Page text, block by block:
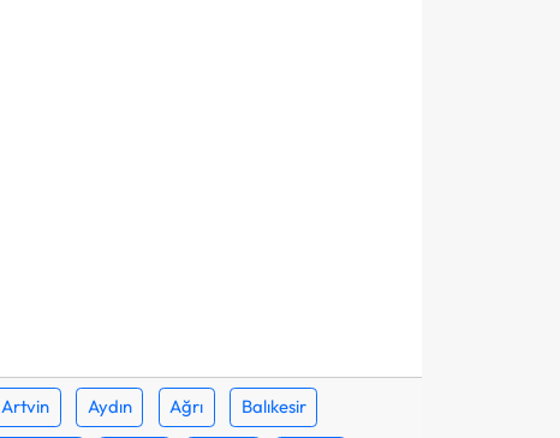
Artvin Aydın Ağrı Balıkesir